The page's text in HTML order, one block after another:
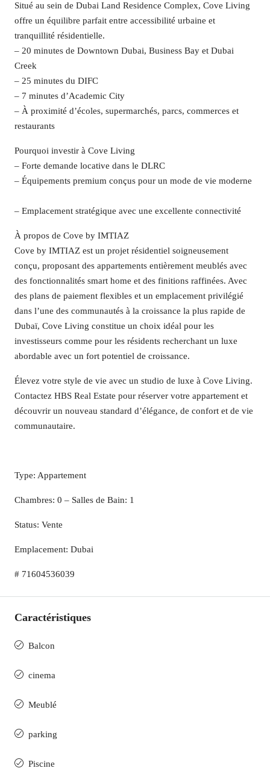
Situé au sein de Dubai Land Residence Complex, Cove Living
offre un équilibre parfait entre accessibilité urbaine et
tranquillité résidentielle.
– 20 minutes de Downtown Dubai, Business Bay et Dubai
Creek
– 25 minutes du DIFC
– 7 minutes d’Academic City
– À proximité d’écoles, supermarchés, parcs, commerces et
restaurants
Pourquoi investir à Cove Living
– Forte demande locative dans le DLRC
– Équipements premium conçus pour un mode de vie moderne
– Emplacement stratégique avec une excellente connectivité
À propos de Cove by IMTIAZ
Cove by IMTIAZ est un projet résidentiel soigneusement
conçu, proposant des appartements entièrement meublés avec
des fonctionnalités smart home et des finitions raffinées. Avec
des plans de paiement flexibles et un emplacement privilégié
dans l’une des communautés à la croissance la plus rapide de
Dubaï, Cove Living constitue un choix idéal pour les
investisseurs comme pour les résidents recherchant un luxe
abordable avec un fort potentiel de croissance.
Élevez votre style de vie avec un studio de luxe à Cove Living.
Contactez HBS Real Estate pour réserver votre appartement et
découvrir un nouveau standard d’élégance, de confort et de vie
communautaire.
Type: Appartement
Chambres: 0 – Salles de Bain: 1
Status: Vente
Emplacement: Dubai
# 71604536039
Caractéristiques
Balcon
cinema
Meublé
parking
Piscine